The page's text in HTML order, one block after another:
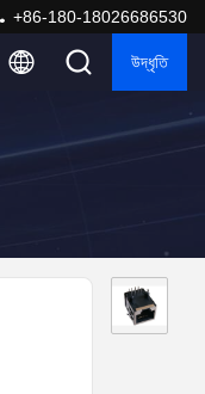
+86-180-18026686530
উদ্ধৃতি